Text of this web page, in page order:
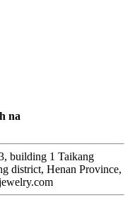
na
building 1 Taikang
district, Henan Province,